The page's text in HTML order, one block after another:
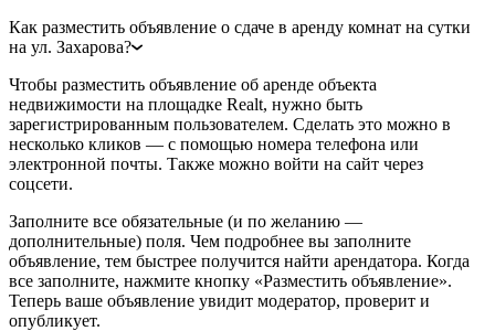
Как разместить объявление о сдаче в аренду комнат на сутки
на ул. Захарова?
Чтобы разместить объявление об аренде объекта
недвижимости на площадке Realt, нужно быть
зарегистрированным пользователем. Сделать это можно в
несколько кликов — с помощью номера телефона или
электронной почты. Также можно войти на сайт через
соцсети.
Заполните все обязательные (и по желанию —
дополнительные) поля. Чем подробнее вы заполните
объявление, тем быстрее получится найти арендатора. Когда
все заполните, нажмите кнопку «Разместить объявление».
Теперь ваше объявление увидит модератор, проверит и
опубликует.